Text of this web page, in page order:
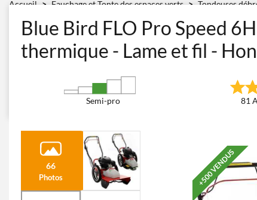
Accueil Fauchage et Tonte des espaces verts Tondeuses
Blue Bird FLO Pro Speed
thermique - Lame et fil -
Semi-pro 81
66
Photos +500 VENDUS